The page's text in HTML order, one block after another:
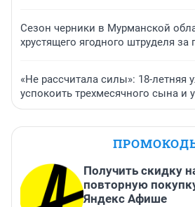
Сезон черники в Мурманской
хрустящего ягодного штруделя за
«Не рассчитала силы»: 18-летняя
успокоить трехмесячного сына и
Получить скидку
повторную
Яндекс Афише